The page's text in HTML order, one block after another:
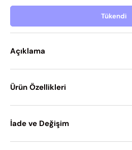
Tükendi
Açıklama
Ürün Özellikleri
İade ve Değişim